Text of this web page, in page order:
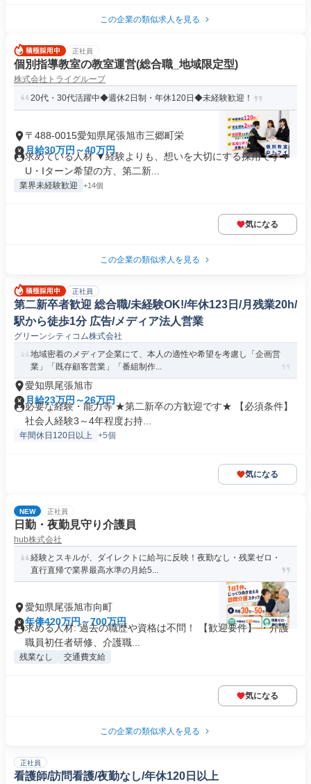
この企業の類似求人を見る
正社員
個別指導教室の教室運営(総合職_地域限定型)
株式会社トライグループ
20代・30代活躍中◆週休2日制・年休120日◆未経験歓迎！
〒488-0015愛知県尾張旭市三郷町栄
月給30万円～40万円
求めている人材 ▼経験よりも、想いを大切にする採用です▼
U・Iターン希望の方、第二新...
業界未経験歓迎 +14個
気になる
この企業の類似求人を見る
正社員
第二新卒者歓迎 総合職/未経験OK!/年休123日/月残業20h/
駅から徒歩1分 広告/メディア法人営業
グリーンシティコム株式会社
地域密着のメディア企業にて、本人の適性や希望を考慮し「企画営
業」「既存顧客営業」「番組制作...
愛知県尾張旭市
月給23万円～26万円
必要な経験・能力等 ★第二新卒の方歓迎です★ 【必須条件】
社会人経験3～4年程度お持...
年間休日120日以上 +5個
気になる
NEW 正社員
日勤・夜勤見守り介護員
hub株式会社
経験とスキルが、ダイレクトに給与に反映！夜勤なし・残業ゼロ・
直行直帰で業界最高水準の月給5...
愛知県尾張旭市向町
年俸420万円～700万円
求める人材: 過去の職歴や資格は不問！ 【歓迎要件】 ・介護
職員初任者研修、介護職...
残業なし 交通費支給
気になる
この企業の類似求人を見る
正社員
看護師/訪問看護/夜勤なし/年休120日以上